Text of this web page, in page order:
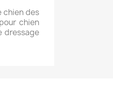
chien des
chien
dressage